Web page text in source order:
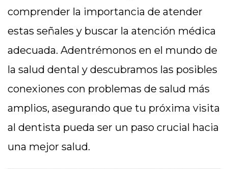
comprender la importancia de atender
estas señales y buscar la atención médica
adecuada. Adentrémonos en el mundo de
la salud dental y descubramos las posibles
conexiones con problemas de salud más
amplios, asegurando que tu próxima visita
al dentista pueda ser un paso crucial hacia
una mejor salud.